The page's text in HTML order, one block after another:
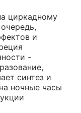
циркадному
и
-
синтез и
ночные часы